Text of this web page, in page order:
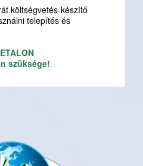
költségvetés-készítő
telepítés és
szüksége!